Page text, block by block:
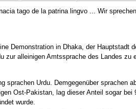
tago de la patrina lingvo ... Wir
Demonstration in Dhaka, der
zur alleinigen Amtssprache des Landes zu
sprachen Urdu. Demgegenüber
Ost-Pakistan, lag dieser Anteil sogar
wurde.